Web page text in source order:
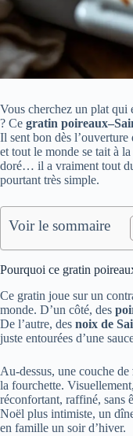
Vous cherchez un plat qui
? Ce gratin
Il sent bon dès
et tout le monde se tait à
doré… il a vraiment tout
pourtant très simple.
Voir le sommaire
Pourquoi ce gratin
Ce gratin joue sur un
monde. D’un côté, des
De l’autre, des noix de
juste entourées d’une
Au-dessus, une couche de
la fourchette.
réconfortant, raffiné, sans
Noël plus intimiste, un
en famille un soir d’hiver.